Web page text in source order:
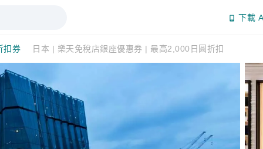
下載
扣券 日本 | 樂天免稅店銀座優惠券 | 最高2,000日圓折扣